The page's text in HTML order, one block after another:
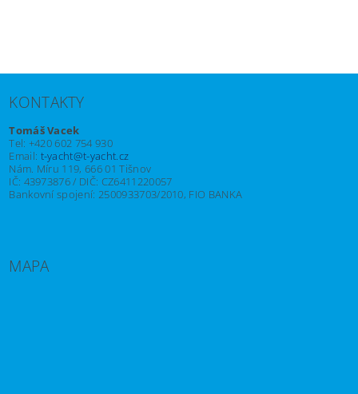
KONTAKTY
Tomáš Vacek
Tel: +420 602 754 930
Email: t-yacht@t-yacht.cz
Nám. Míru 119, 666 01 Tišnov
IČ: 43973876 / DIČ: CZ6411220057
Bankovní spojení: 2500933703/2010, FIO BANKA
MAPA